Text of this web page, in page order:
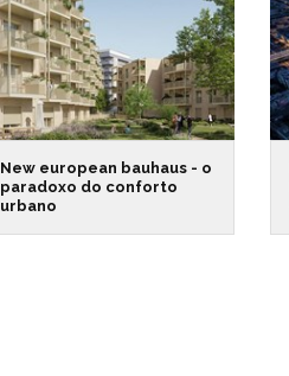
New european bauhaus - o
paradoxo do conforto
urbano